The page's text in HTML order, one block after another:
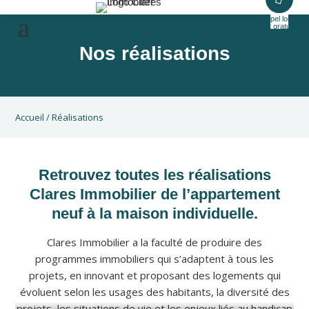
Appel local
et gratuit
Nos réalisations
Accueil /Réalisations
Retrouvez toutes les réalisations
Clares Immobilier de l’appartement
neuf à la maison individuelle.
Clares Immobilier a la faculté de produire des
programmes immobiliers qui s’adaptent à tous les
projets, en innovant et proposant des logements qui
évoluent selon les usages des habitants, la diversité des